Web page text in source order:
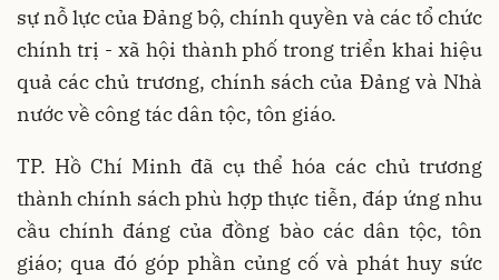
sự nỗ lực của Đảng bộ, chính quyền và các tổ chức
chính trị - xã hội thành phố trong triển khai hiệu
quả các chủ trương, chính sách của Đảng và Nhà
nước về công tác dân tộc, tôn giáo.
TP. Hồ Chí Minh đã cụ thể hóa các chủ trương
thành chính sách phù hợp thực tiễn, đáp ứng nhu
cầu chính đáng của đồng bào các dân tộc, tôn
giáo; qua đó góp phần củng cố và phát huy sức